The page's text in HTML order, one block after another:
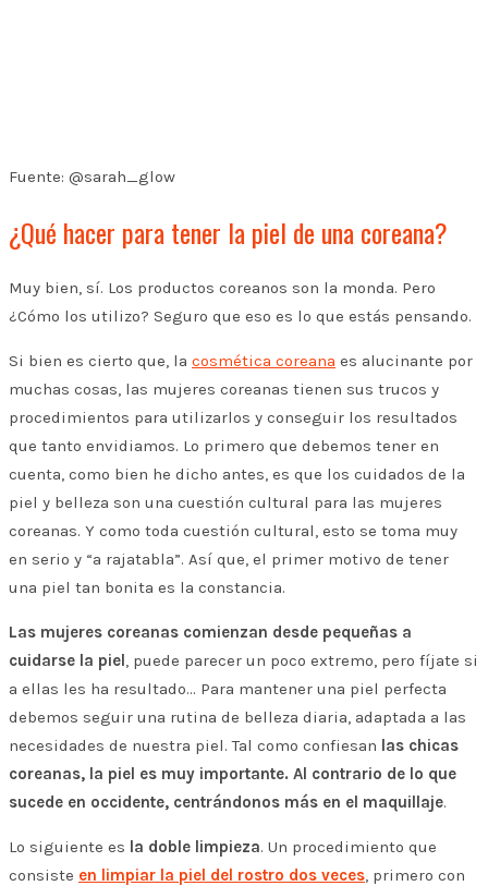
Fuente: @sarah_glow
¿Qué hacer para tener la piel de una coreana?
Muy bien, sí. Los productos coreanos son la monda. Pero
¿Cómo los utilizo? Seguro que eso es lo que estás pensando.
Si bien es cierto que, la cosmética coreana es alucinante por
muchas cosas, las mujeres coreanas tienen sus trucos y
procedimientos para utilizarlos y conseguir los resultados
que tanto envidiamos. Lo primero que debemos tener en
cuenta, como bien he dicho antes, es que los cuidados de la
piel y belleza son una cuestión cultural para las mujeres
coreanas. Y como toda cuestión cultural, esto se toma muy
en serio y “a rajatabla”. Así que, el primer motivo de tener
una piel tan bonita es la constancia.
Las mujeres coreanas comienzan desde pequeñas a
cuidarse la piel, puede parecer un poco extremo, pero fíjate si
a ellas les ha resultado… Para mantener una piel perfecta
debemos seguir una rutina de belleza diaria, adaptada a las
necesidades de nuestra piel. Tal como confiesan las chicas
coreanas, la piel es muy importante. Al contrario de lo que
sucede en occidente, centrándonos más en el maquillaje.
Lo siguiente es la doble limpieza. Un procedimiento que
consiste en limpiar la piel del rostro dos veces, primero con